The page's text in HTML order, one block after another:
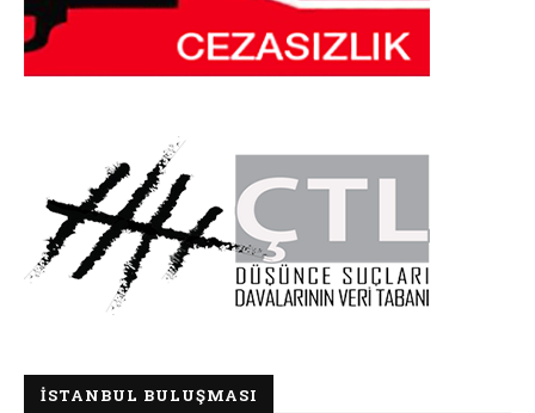
İSTANBUL BULUŞMASI